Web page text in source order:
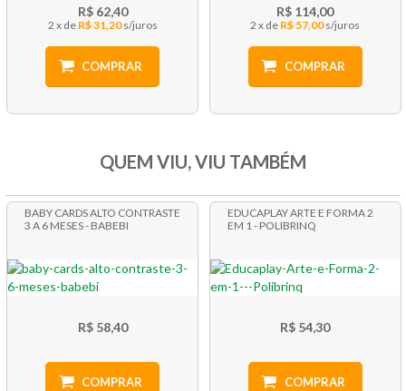
R$ 62,40
2 x R$ 31,20
COMPRAR
R$ 114,00
2 x R$ 57,00
COMPRAR
QUEM VIU, VIU TAMBÉM
BABY CARDS ALTO CONTRASTE
3 A 6 MESES - BABEBI
R$ 58,40
COMPRAR
EDUCAPLAY ARTE E FORMA 2
EM 1 - POLIBRINQ
R$ 54,30
COMPRAR